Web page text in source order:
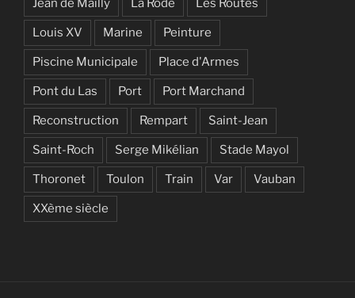
Louis XV Marine Peinture
Piscine Municipale Place d'Armes
Pont du Las Port Port Marchand
Reconstruction Rempart Saint-Jean
Saint-Roch Serge Mikélian Stade Mayol
Thoronet Toulon Train Var Vauban
XXème siècle